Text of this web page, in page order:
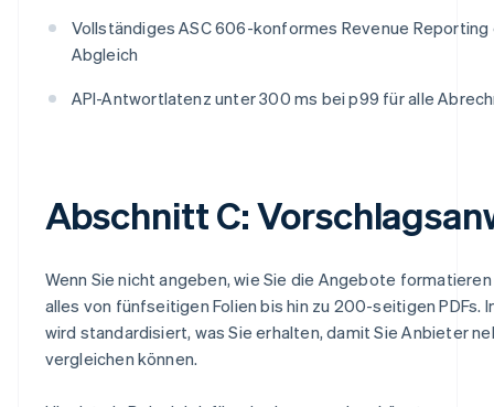
Vollständiges ASC 606-konformes Revenue Reporting
Abgleich
API-Antwortlatenz unter 300 ms bei p99 für alle
Abschnitt C:
Wenn Sie nicht angeben, wie Sie die Angebote
alles von fünfseitigen Folien bis hin zu 200-seitigen PDFs.
wird standardisiert, was Sie erhalten, damit Sie Anbieter
vergleichen können.